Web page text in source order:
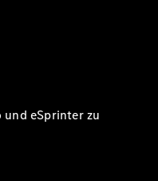
eSprinter zu